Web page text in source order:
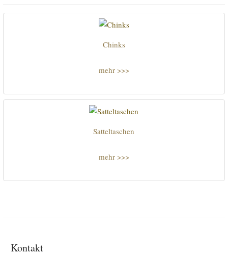
Chinks
mehr >>>
Satteltaschen
mehr >>>
Kontakt